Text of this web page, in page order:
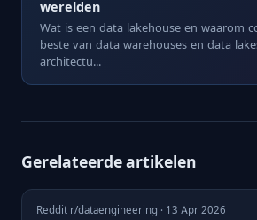
werelden
Wat is een data lakehouse en waarom
beste van data warehouses en data
architectu...
Gerelateerde artikelen
Reddit r/dataengineering · 13 Apr 2026